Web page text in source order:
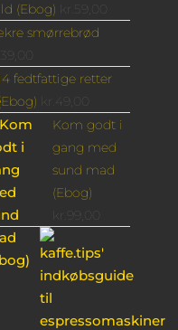
(Ebog)
smørrebrød
39,00
fedtfattige retter
49,00
Kom godt i
gang med
sund mad
(Ebog)